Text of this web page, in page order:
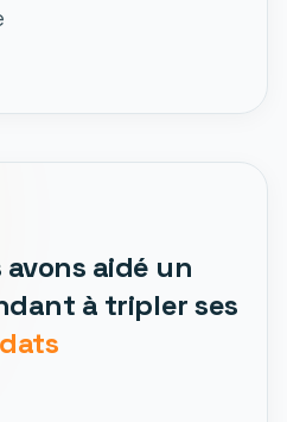
aidé un
à tripler ses